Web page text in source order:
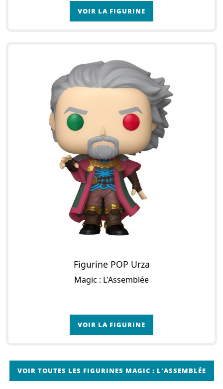
VOIR LA FIGURINE
Figurine POP Urza
Magic : L'Assemblée
VOIR LA FIGURINE
VOIR TOUTES LES FIGURINES MAGIC : L'ASSEMBLÉE